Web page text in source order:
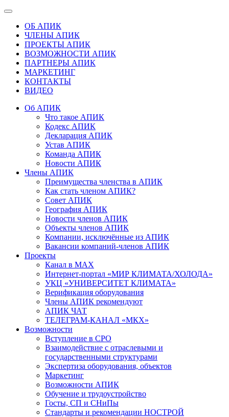
ОБ АПИК
ЧЛЕНЫ АПИК
ПРОЕКТЫ АПИК
ВОЗМОЖНОСТИ АПИК
ПАРТНЕРЫ АПИК
МАРКЕТИНГ
КОНТАКТЫ
ВИДЕО
Об АПИК
Что такое АПИК
Кодекс АПИК
Декларация АПИК
Устав АПИК
Команда АПИК
Новости АПИК
Члены АПИК
Преимущества членства в АПИК
Как стать членом АПИК?
Совет АПИК
География АПИК
Новости членов АПИК
Объекты членов АПИК
Компании, исключённые из АПИК
Вакансии компаний-членов АПИК
Проекты
Канал в MAX
Интернет-портал «МИР КЛИМАТА/ХОЛОДА»
УКЦ «УНИВЕРСИТЕТ КЛИМАТА»
Верификация оборудования
Члены АПИК рекомендуют
АПИК ЧАТ
ТЕЛЕГРАМ-КАНАЛ «МКХ»
Возможности
Вступление в СРО
Взаимодействие с отраслевыми и
государственными структурами
Экспертиза оборудования, объектов
Маркетинг
Возможности АПИК
Обучение и трудоустройство
Госты, СП и СНиПы
Стандарты и рекомендации НОСТРОЙ